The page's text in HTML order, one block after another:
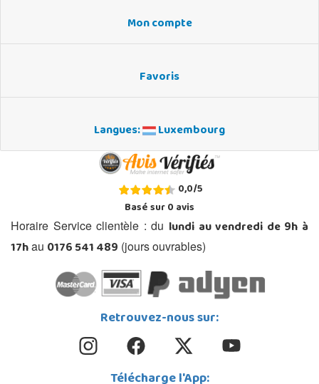
Mon compte
Favoris
Langues: Luxembourg
0,0/5
Basé sur0avis
Horaire Service clientèle : du lundi au vendredi de 9h à
17hau 0176 541 489 (jours ouvrables)
Retrouvez-nous sur: